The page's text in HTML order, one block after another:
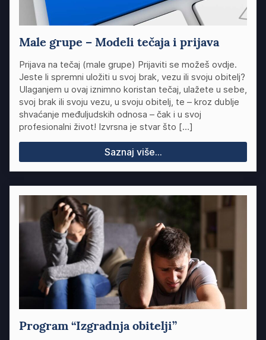
Male grupe – Modeli tečaja i prijava
Prijava na tečaj (male grupe) Prijaviti se možeš ovdje.
Jeste li spremni uložiti u svoj brak, vezu ili svoju obitelj?
Ulaganjem u ovaj iznimno koristan tečaj, ulažete u sebe,
svoj brak ili svoju vezu, u svoju obitelj, te – kroz dublje
shvaćanje međuljudskih odnosa – čak i u svoj
profesionalni život! Izvrsna je stvar što […]
Saznaj više...
Program “Izgradnja obitelji”